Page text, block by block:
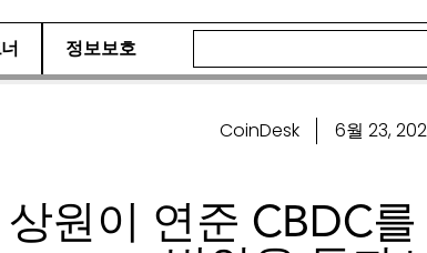
정보보호
CoinDesk 6월 23,
원이 연준 CBDC